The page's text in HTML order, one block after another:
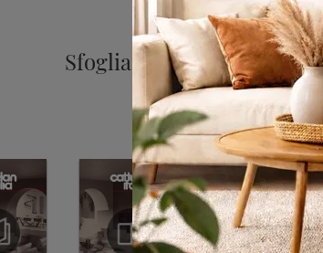
Sfoglia i cataloghi